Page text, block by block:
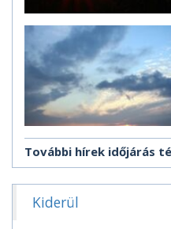
További hírek időjárás
Kiderül